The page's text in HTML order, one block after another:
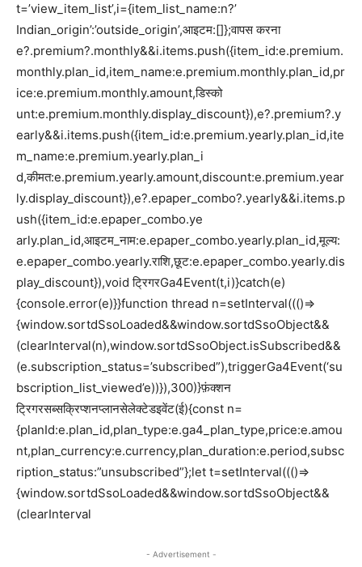
t=’view_item_list’,i={item_list_name:n?’
Indian_origin’:’outside_origin’,आइटम:[]};वापस करना
e?.premium?.monthly&&i.items.push({item_id:e.premium.
monthly.plan_id,item_name:e.premium.monthly.plan_id,pr
ice:e.premium.monthly.amount,डिस्को
unt:e.premium.monthly.display_discount}),e?.premium?.y
early&&i.items.push({item_id:e.premium.yearly.plan_id,ite
m_name:e.premium.yearly.plan_i
d,कीमत:e.premium.yearly.amount,discount:e.premium.year
ly.display_discount}),e?.epaper_combo?.yearly&&i.items.p
ush({item_id:e.epaper_combo.ye
arly.plan_id,आइटम_नाम:e.epaper_combo.yearly.plan_id,मूल्य:
e.epaper_combo.yearly.राशि,छूट:e.epaper_combo.yearly.dis
play_discount}),void ट्रिगरGa4Event(t,i)}catch(e)
{console.error(e)}}function thread n=setInterval((()=>
{window.sortdSsoLoaded&&window.sortdSsoObject&&
(clearInterval(n),window.sortdSsoObject.isSubscribed&&
(e.subscription_status=’subscribed”),triggerGa4Event(‘su
bscription_list_viewed’e))}),300)}फ़ंक्शन
ट्रिगरसब्सक्रिप्शनप्लानसेलेक्टेडइवेंट(ई){const n=
{planId:e.plan_id,plan_type:e.ga4_plan_type,price:e.amou
nt,plan_currency:e.currency,plan_duration:e.period,subsc
ription_status:”unsubscribed”};let t=setInterval((()=>
{window.sortdSsoLoaded&&window.sortdSsoObject&&
(clearInterval
- Advertisement -